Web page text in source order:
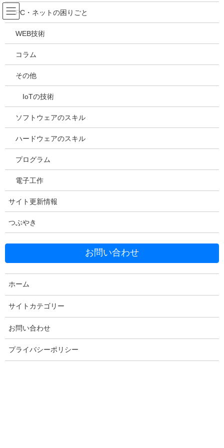
コ
ン
テ
ツ
ス
ッ
ナ
ビ
ゲ
シ
ン
移
吉川万能ＩＴ研究所
メディア
HOME
2022年10月4日
20221004161236
Facebook
Copy
コメントを残す
PC・ネットの困りごと
WEB技術
コラム
その他
IoTの技術
ソフトウェアのスキル
ハードウェアのスキル
プログラム
電子工作
サイト更新情報
つぶやき
お問い合わせ
ホーム
サイトカテゴリー
お問い合わせ
プライバシーポリシー